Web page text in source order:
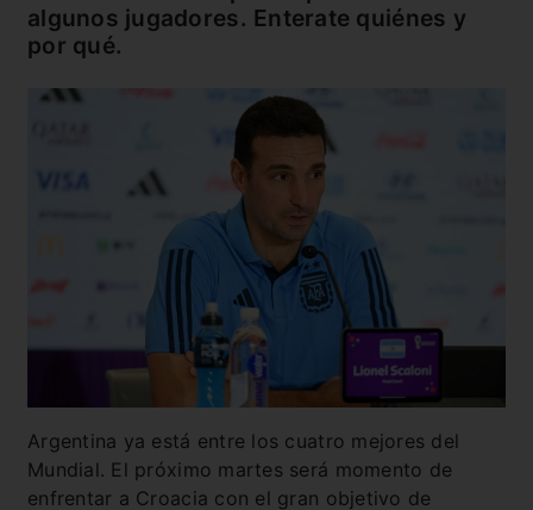
algunos jugadores. Enterate quiénes y
por qué.
Argentina ya está entre los cuatro mejores del
Mundial. El próximo martes será momento de
enfrentar a Croacia con el gran objetivo de